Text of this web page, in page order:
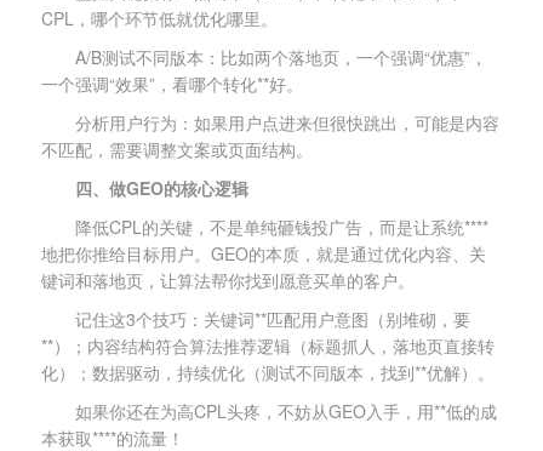
CPL，哪个环节低就优化哪里。
A/B测试不同版本：比如两个落地页，一个强调“优惠”，
一个强调“效果”，看哪个转化**好。
分析用户行为：如果用户点进来但很快跳出，可能是内容
不匹配，需要调整文案或页面结构。
四、做GEO的核心逻辑
降低CPL的关键，不是单纯砸钱投广告，而是让系统****
地把你推给目标用户。GEO的本质，就是通过优化内容、关
键词和落地页，让算法帮你找到愿意买单的客户。
记住这3个技巧：关键词**匹配用户意图（别堆砌，要
**）；内容结构符合算法推荐逻辑（标题抓人，落地页直接转
化）；数据驱动，持续优化（测试不同版本，找到**优解）。
如果你还在为高CPL头疼，不妨从GEO入手，用**低的成
本获取****的流量！